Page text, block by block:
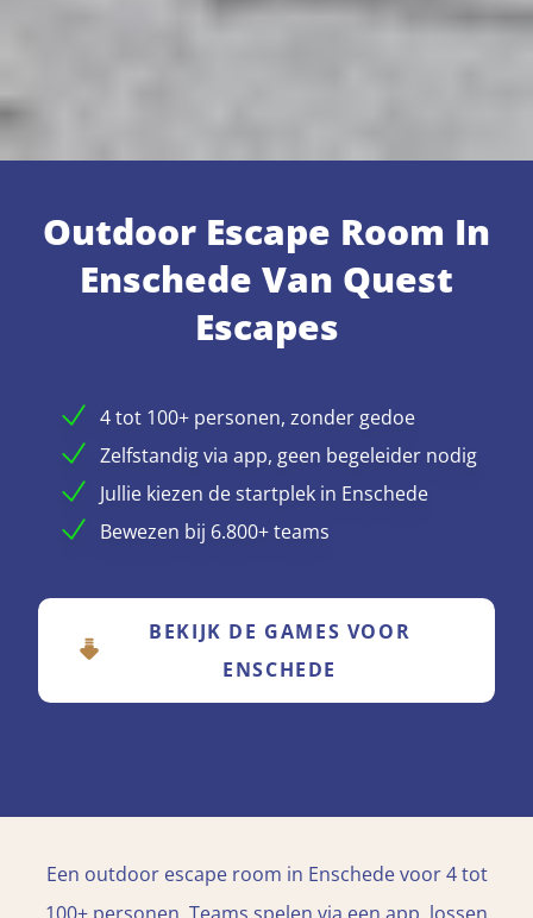
Outdoor Escape Room In
Enschede Van Quest
Escapes
4 tot 100+ personen, zonder gedoe
Zelfstandig via app, geen begeleider nodig
Jullie kiezen de startplek in Enschede
Bewezen bij 6.800+ teams
BEKIJK DE GAMES VOOR
ENSCHEDE
Een outdoor escape room in Enschede voor 4 tot